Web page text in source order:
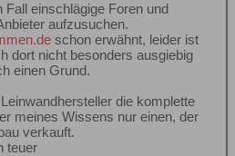
Fall einschlägige Foren und
aufzusuchen.
schon erwähnt, leider ist
dort nicht besonders ausgiebig
einen Grund.
die komplette
meines Wissens nur einen, der
verkauft.
teuer